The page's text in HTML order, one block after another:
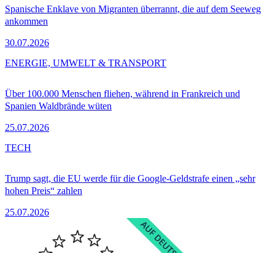
Spanische Enklave von Migranten überrannt, die auf dem Seeweg
ankommen
30.07.2026
Über 100.000 Menschen fliehen, während in Frankreich und
Spanien Waldbrände wüten
25.07.2026
ENERGIE, UMWELT & TRANSPORT
Trump sagt, die EU werde für die Google-Geldstrafe einen „sehr
hohen Preis“ zahlen
25.07.2026
TECH